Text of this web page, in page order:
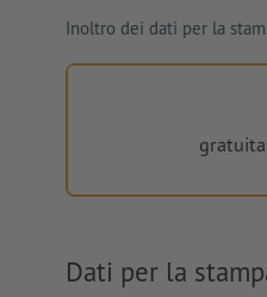
Inoltro dei dati per la
gratuita
Dati per la